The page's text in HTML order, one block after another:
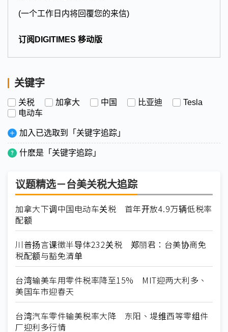
(一个工作日内将回覆您的来信)
订阅DIGITIMES 移动版
关键字
关税 加拿大 中国 比亚迪
Tesla
电动车
加入已选取到「关键字追踪」
什麽是「关键字追踪」
议题精选－台美关税大追踪
加拿大下调中国电动车关税 首年开放4.9万辆低税率
配额
川普扬言课徵半导体232关税 郑丽君：台美协商免
税配额与豁免清单
台湾输美车用零件税率降至15% MIT迎两大利多、
美国车市迎春天
台湾汽车零件输美税率大降 东阳、堤维西等零组件
厂迎利多行情